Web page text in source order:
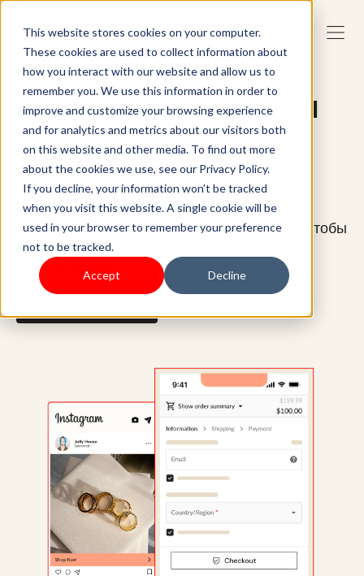
This website stores cookies on your computer.
These cookies are used to collect information about
how you interact with our website and allow us to
remember you. We use this information in order to
improve and customize your browsing experience
and for analytics and metrics about our visitors both
on this website and other media. To find out more
about the cookies we use, see our Privacy Policy.
If you decline, your information won’t be tracked
when you visit this website. A single cookie will be
used in your browser to remember your preference
not to be tracked.
Accept Decline
Используйте возможности
социальных сетей для
повышения продаж
Интегрируйте свой магазин электронной
коммерции с социальными платформами, чтобы
продавать свои товары там, где находятся
ваши клиенты.